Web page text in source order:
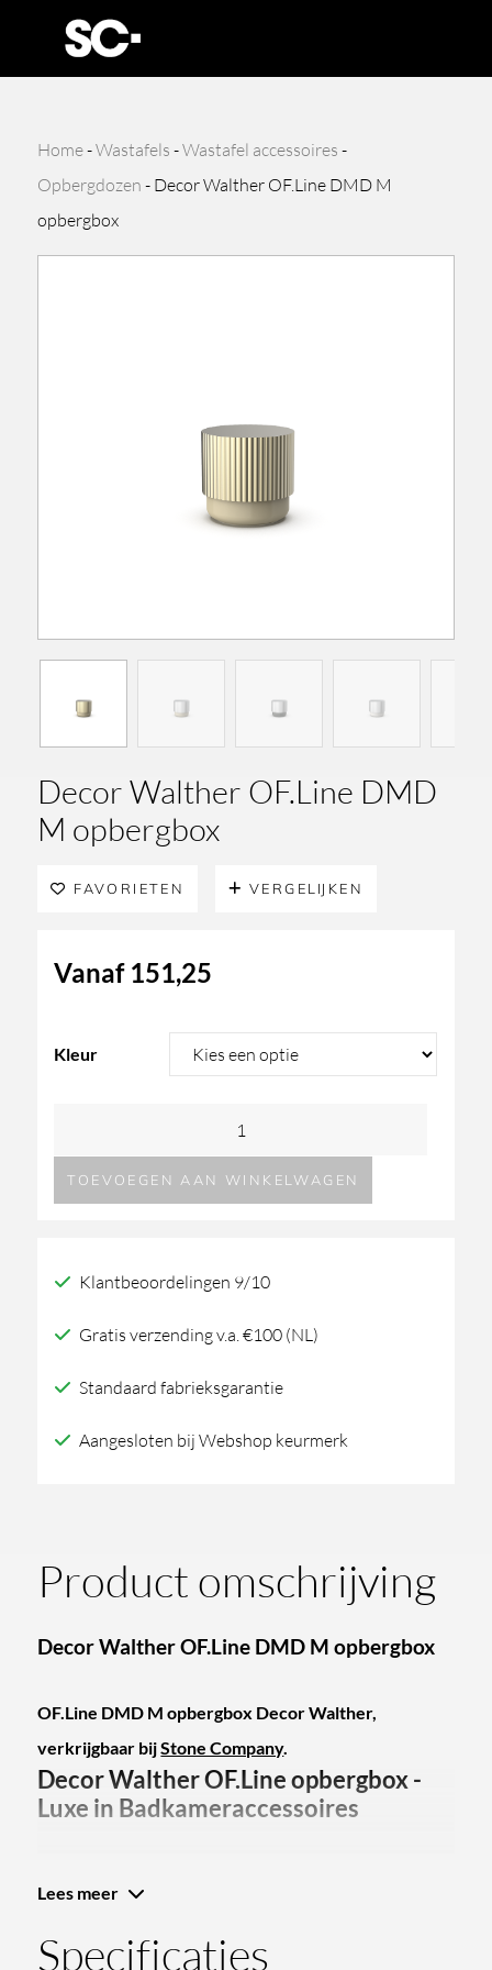
Home-Wastafels -Wastafel accessoires -
Opbergdozen - Decor Walther OF.Line DMD M
opbergbox
Decor Walther OF.Line DMD
M opbergbox
FAVORIETEN VERGELIJKEN
Vanaf 151,25
Kleur
Walther
OF.Line
aantal
TOEVOEGEN AAN WINKELWAGEN
Klantbeoordelingen 9/10
Gratis verzending v.a. €100 (NL)
Standaard fabrieksgarantie
Aangesloten bij Webshop keurmerk
Product omschrijving
Decor Walther OF.Line DMD M opbergbox
OF.Line DMD M opbergbox Decor Walther,
verkrijgbaar bijStone Company.
Decor Walther OF.Line opbergbox -
Luxe in Badkameraccessoires
door het leveren van hoogwaardige badkamerartikelen
Lees meer
Specificaties